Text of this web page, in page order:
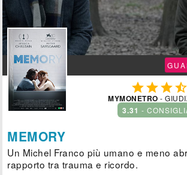

MYMONETRO -
3.31 -
MEMORY
Un Michel Franco più umano e meno
rapporto tra trauma e ricordo.